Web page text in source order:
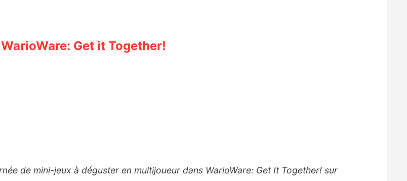
Get it Together!
de mini-jeux à déguster en multijoueur dans WarioWare: Get It Together! sur